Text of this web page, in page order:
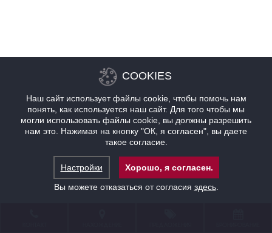
COOKIES
Наш сайт использует файлы cookie, чтобы помочь нам
понять, как используется наш сайт. Для того чтобы мы
могли использовать файлы cookie, вы должны разрешить
нам это. Нажимая на кнопку "ОК, я согласен", вы даете
такое согласие.
Настройки
Хорошо, я согласен.
Вы можете отказаться от согласия здесь.